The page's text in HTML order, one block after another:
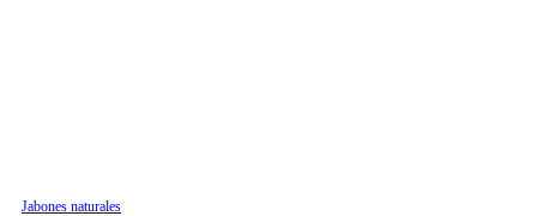
Jabones naturales